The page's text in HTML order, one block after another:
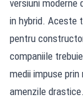
versiuni moderne
in hybrid. Aceste
pentru
companiile
medii impuse prin
amenzile drastice.